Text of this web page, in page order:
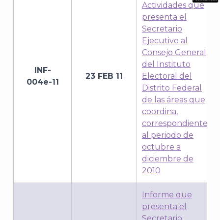
INF-
004e-11
23 FEB 11
Actividades que
presenta el
Secretario
Ejecutivo al
Consejo General
del Instituto
Electoral del
Distrito Federal
de las áreas que
coordina,
correspondiente
al periodo de
octubre a
diciembre de
2010
Informe que
presenta el